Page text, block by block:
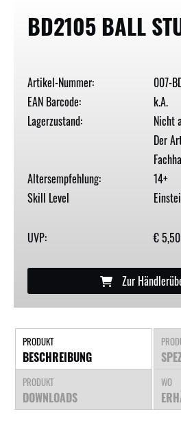
BD2105 BALL
Artikel-Nummer:
007-
EAN Barcode:
k.A.
Lagerzustand:
Nicht
Der
Altersempfehlung:
14+
Skill Level
UVP: € 5,50
Zur
PRODUKT
BESCHREIBUNG
PRODUKT
DOWNLOADS
WO